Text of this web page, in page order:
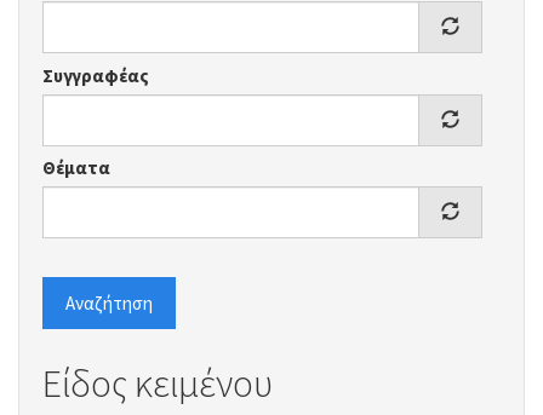
Συγγραφέας
Θέματα
Αναζήτηση
Είδος κειμένου